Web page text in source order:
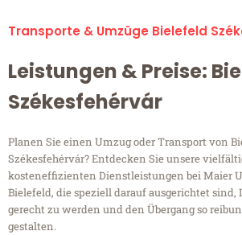
Transporte & Umzüge Bielefeld
Leistungen & Preise:
Székesfehérvár
Planen Sie einen Umzug oder Transport von
Székesfehérvár? Entdecken Sie unsere
kosteneffizienten Dienstleistungen bei Maier
Bielefeld, die speziell darauf ausgerichtet sind,
gerecht zu werden und den Übergang so
gestalten.